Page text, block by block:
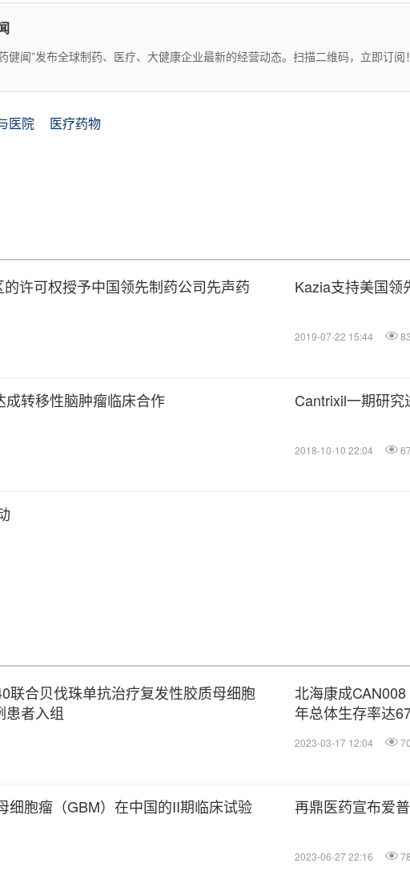
健闻”发布全球制药、医疗、大健康企业最新的经营动态。扫描二维码，立即订阅！
医院 医疗药物
许可权授予中国领先制药公司先声药
Kazia支持美国领
2019-07-22 15:44
转移性脑肿瘤临床合作 Cantrixil一期研
2018-10-10 22:04
联合贝伐珠单抗治疗复发性胶质母细胞
患者入组
北海康成
年总体生存率达
2023-03-17 12:04
细胞瘤（GBM）在中国的II期临床试验
再鼎医药宣布爱
2023-06-27 22:16